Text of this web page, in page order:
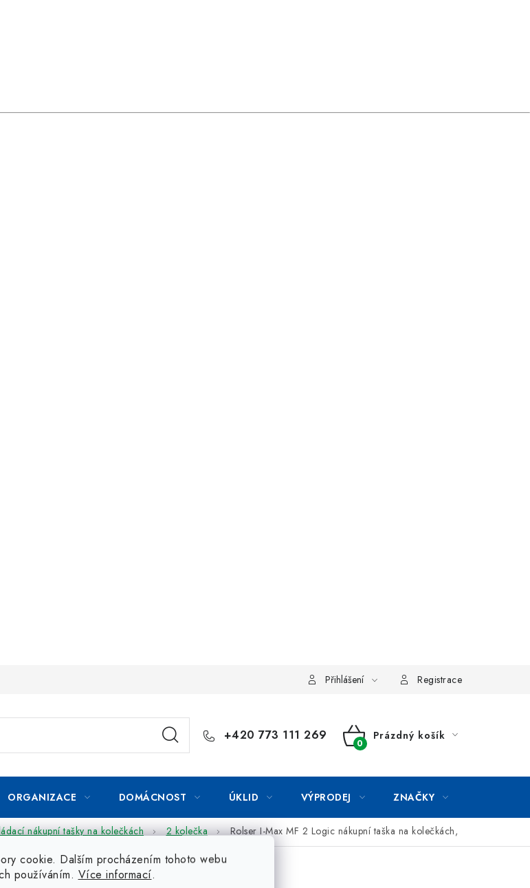
cookie. Dalším procházením tohoto webu
používáním. Více informací.
Přihlášení Registrace
+420 773 111 269
NÁKUPNÍ
Prázdný košík
ORGANIZACE DOMÁCNOST ÚKLID VÝPRODEJ ZNAČKY
nákupní tašky na kolečkách 2 kolečka
Rolser I-Max MF 2 Logic nákupní taška na kolečkách,